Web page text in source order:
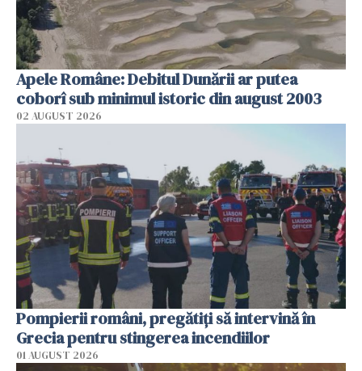
Apele Române: Debitul Dunării ar putea
coborî sub minimul istoric din august 2003
02 AUGUST 2026
Pompierii români, pregătiţi să intervină în
Grecia pentru stingerea incendiilor
01 AUGUST 2026